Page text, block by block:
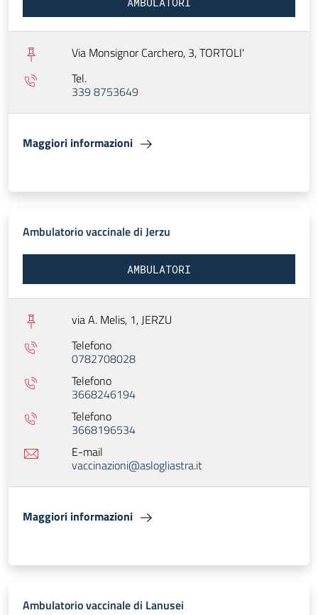
Via Monsignor Carchero, 3,TORTOLI'
Tel.
339 8753649
Maggiori informazioni
Ambulatorio vaccinale di Jerzu
AMBULATORI
via A. Melis, 1,JERZU
Telefono
0782708028
Telefono
3668246194
Telefono
3668196534
E-mail
vaccinazioni@aslogliastra.it
Maggiori informazioni
Ambulatorio vaccinale di Lanusei